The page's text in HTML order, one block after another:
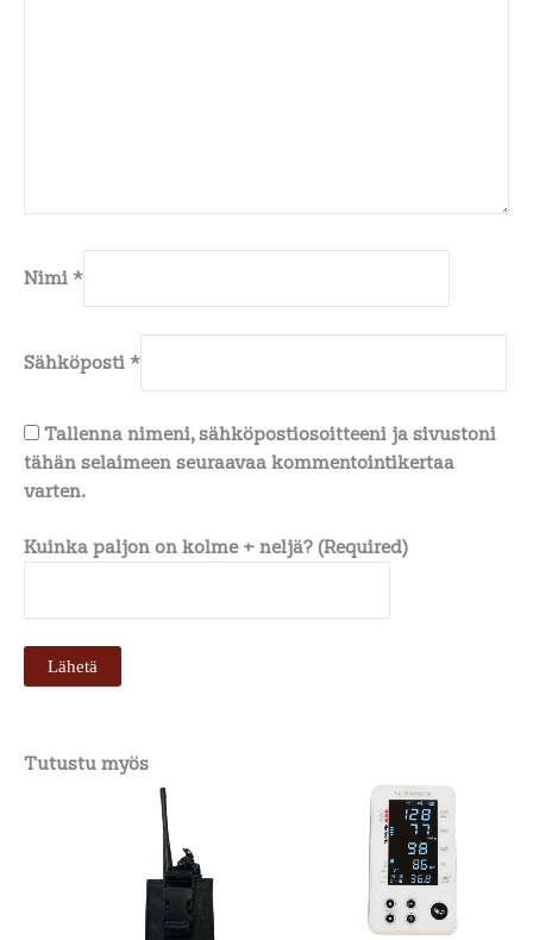
Nimi*
Sähköposti*
Tallenna nimeni, sähköpostiosoitteeni ja sivustoni
tähän selaimeen seuraavaa kommentointikertaa
varten.
Kuinka paljon on kolme + neljä? (Required)
Tutustu myös